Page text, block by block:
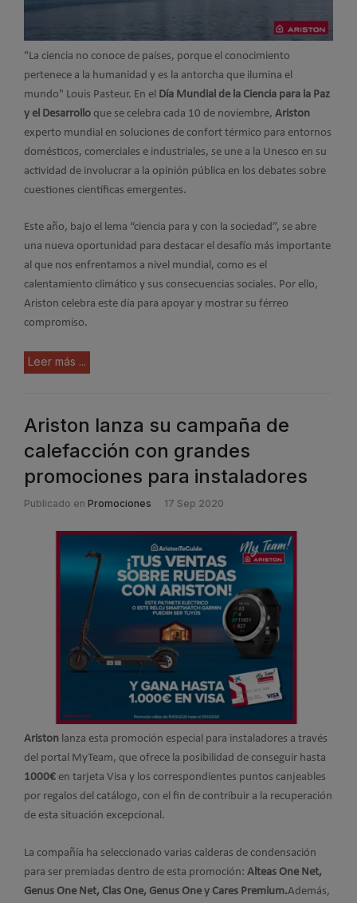
"La ciencia no conoce de países, porque el conocimiento
pertenece a la humanidad y es la antorcha que ilumina el
mundo" Louis Pasteur. En el Día Mundial de la Ciencia para la Paz
y el Desarrollo que se celebra cada 10 de noviembre, Ariston
experto mundial en soluciones de confort térmico para entornos
domésticos, comerciales e industriales, se une a la Unesco en su
actividad de involucrar a la opinión pública en los debates sobre
cuestiones científicas emergentes.
Este año, bajo el lema “ciencia para y con la sociedad”, se abre
una nueva oportunidad para destacar el desafío más importante
al que nos enfrentamos a nivel mundial, como es el
calentamiento climático y sus consecuencias sociales. Por ello,
Ariston celebra este día para apoyar y mostrar su férreo
compromiso.
Leer más ...
Ariston lanza su campaña de
calefacción con grandes
promociones para instaladores
Publicado en Promociones 17 Sep 2020
Ariston lanza esta promoción especial para instaladores a través
del portal MyTeam, que ofrece la posibilidad de conseguir hasta
1000€ en tarjeta Visa y los correspondientes puntos canjeables
por regalos del catálogo, con el fin de contribuir a la recuperación
de esta situación excepcional.
La compañía ha seleccionado varias calderas de condensación
para ser premiadas dentro de esta promoción: Alteas One Net,
Genus One Net, Clas One, Genus One y Cares Premium.Además,